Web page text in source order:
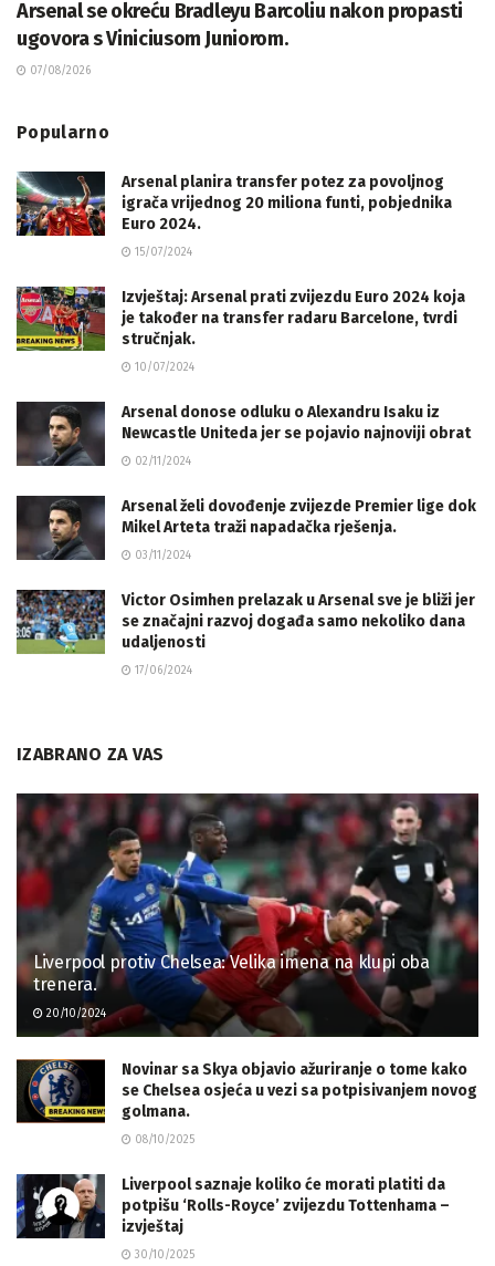
Arsenal se okreću Bradleyu Barcoliu nakon propasti
ugovora s Viniciusom Juniorom.
07/08/2026
Popularno
Arsenal planira transfer potez za povoljnog
igrača vrijednog 20 miliona funti, pobjednika
Euro 2024.
15/07/2024
Izvještaj: Arsenal prati zvijezdu Euro 2024 koja
je također na transfer radaru Barcelone, tvrdi
stručnjak.
10/07/2024
Arsenal donose odluku o Alexandru Isaku iz
Newcastle Uniteda jer se pojavio najnoviji obrat
02/11/2024
Arsenal želi dovođenje zvijezde Premier lige dok
Mikel Arteta traži napadačka rješenja.
03/11/2024
Victor Osimhen prelazak u Arsenal sve je bliži jer
se značajni razvoj događa samo nekoliko dana
udaljenosti
17/06/2024
IZABRANO ZA VAS
Liverpool protiv Chelsea: Velika imena na klupi oba
trenera.
20/10/2024
Novinar sa Skya objavio ažuriranje o tome kako
se Chelsea osjeća u vezi sa potpisivanjem novog
golmana.
08/10/2025
Liverpool saznaje koliko će morati platiti da
potpišu ‘Rolls-Royce’ zvijezdu Tottenhama –
izvještaj
30/10/2025